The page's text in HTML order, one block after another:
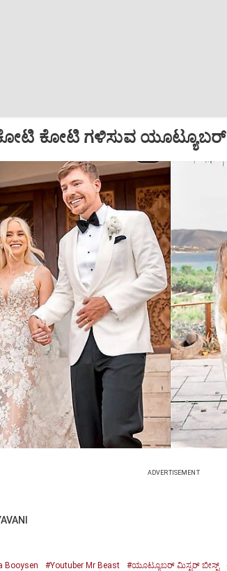
ಕೋಟಿ ಗಳಿಸುವ
ADVERTISEMENT
Booysen #Youtuber Mr Beast #ಯೂಟ್ಯೂಬರ್‌ ಮಿಸ್ಟರ್‌ ಬೀಸ್ಟ್‌